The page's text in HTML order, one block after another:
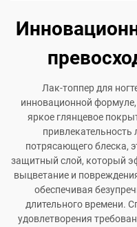
Лак-топпер для
инновационной формуле,
яркое глянцевое
потрясающего блеска,
защитный слой, который
выцветание и
обеспечивая
длительного времени.
удовлетворения